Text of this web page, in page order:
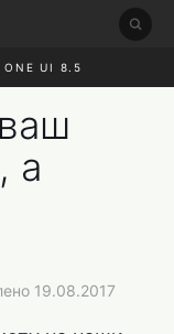
ONE UI 8.5
а
19.08.2017